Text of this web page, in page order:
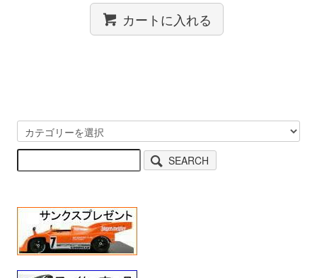
カートに入れる
SEARCH